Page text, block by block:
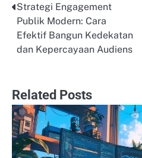
Post
navigation
Strategi Engagement
Publik Modern: Cara
Efektif Bangun Kedekatan
dan Kepercayaan Audiens
Related Posts